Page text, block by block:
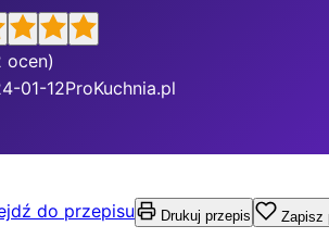
ocen)
01-12ProKuchnia.pl
do przepisu Drukuj przepis Zapisz